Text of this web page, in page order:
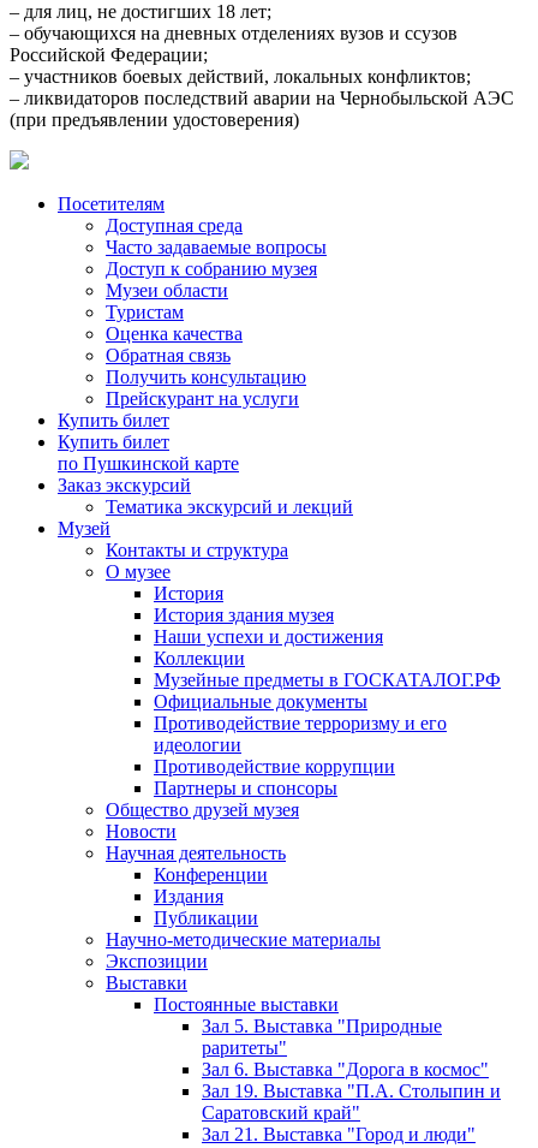
– для лиц, не достигших 18 лет;
– обучающихся на дневных отделениях вузов и ссузов
Российской Федерации;
– участников боевых действий, локальных конфликтов;
– ликвидаторов последствий аварии на Чернобыльской АЭС
(при предъявлении удостоверения)
Посетителям
Доступная среда
Часто задаваемые вопросы
Доступ к собранию музея
Музеи области
Туристам
Оценка качества
Обратная связь
Получить консультацию
Прейскурант на услуги
Купить билет
Купить билет
по Пушкинской карте
Заказ экскурсий
Тематика экскурсий и лекций
Музей
Контакты и структура
О музее
История
История здания музея
Наши успехи и достижения
Коллекции
Музейные предметы в ГОСКАТАЛОГ.РФ
Официальные документы
Противодействие терроризму и его
идеологии
Противодействие коррупции
Партнеры и спонсоры
Общество друзей музея
Новости
Научная деятельность
Конференции
Издания
Публикации
Научно-методические материалы
Экспозиции
Выставки
Постоянные выставки
Зал 5. Выставка "Природные
раритеты"
Зал 6. Выставка "Дорога в космос"
Зал 19. Выставка "П.А. Столыпин и
Саратовский край"
Зал 21. Выставка "Город и люди"